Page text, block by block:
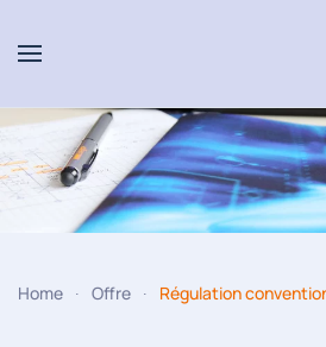
Home Offre Régulation